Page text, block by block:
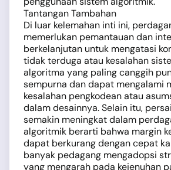
Tantangan Tambahan
Di luar kelemahan inti ini,
memerlukan pemantauan dan
berkelanjutan untuk mengatasi
tidak terduga atau kesalahan
algoritma yang paling canggih
sempurna dan dapat mengalami
kesalahan pengkodean atau
dalam desainnya. Selain itu,
semakin meningkat dalam
algoritmik berarti bahwa margin
dapat berkurang dengan cepat
banyak pedagang mengadopsi
yang mengarah pada kejenuhan